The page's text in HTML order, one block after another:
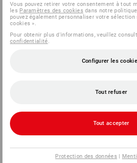
Vous pouvez retirer votre consentement à tout
les Paramètres des cookies dans notre
pouvez également personnaliser votre sélection
cookies ».
Pour obtenir plus d'informations, veuillez
confidentialité
Configurer les
Tout refuser
Tout accepter
Protection des données |